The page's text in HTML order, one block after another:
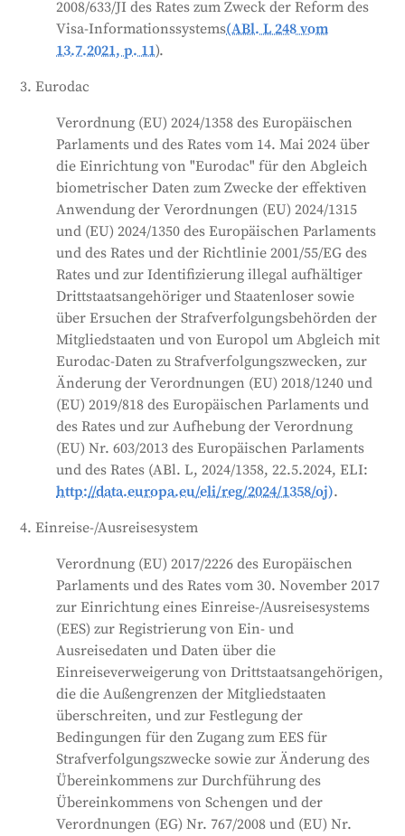
2008/633/JI des Rates zum Zweck der Reform des
Visa-Informationssystems(ABl. L 248 vom
13.7.2021, p. 11).
3. Eurodac
Verordnung (EU) 2024/1358 des Europäischen
Parlaments und des Rates vom 14. Mai 2024 über
die Einrichtung von "Eurodac" für den Abgleich
biometrischer Daten zum Zwecke der effektiven
Anwendung der Verordnungen (EU) 2024/1315
und (EU) 2024/1350 des Europäischen Parlaments
und des Rates und der Richtlinie 2001/55/EG des
Rates und zur Identifizierung illegal aufhältiger
Drittstaatsangehöriger und Staatenloser sowie
über Ersuchen der Strafverfolgungsbehörden der
Mitgliedstaaten und von Europol um Abgleich mit
Eurodac-Daten zu Strafverfolgungszwecken, zur
Änderung der Verordnungen (EU) 2018/1240 und
(EU) 2019/818 des Europäischen Parlaments und
des Rates und zur Aufhebung der Verordnung
(EU) Nr. 603/2013 des Europäischen Parlaments
und des Rates (ABl. L, 2024/1358, 22.5.2024, ELI:
http://data.europa.eu/eli/reg/2024/1358/oj).
4. Einreise-/Ausreisesystem
Verordnung (EU) 2017/2226 des Europäischen
Parlaments und des Rates vom 30. November 2017
zur Einrichtung eines Einreise-/Ausreisesystems
(EES) zur Registrierung von Ein- und
Ausreisedaten und Daten über die
Einreiseverweigerung von Drittstaatsangehörigen,
die die Außengrenzen der Mitgliedstaaten
überschreiten, und zur Festlegung der
Bedingungen für den Zugang zum EES für
Strafverfolgungszwecke sowie zur Änderung des
Übereinkommens zur Durchführung des
Übereinkommens von Schengen und der
Verordnungen (EG) Nr. 767/2008 und (EU) Nr.